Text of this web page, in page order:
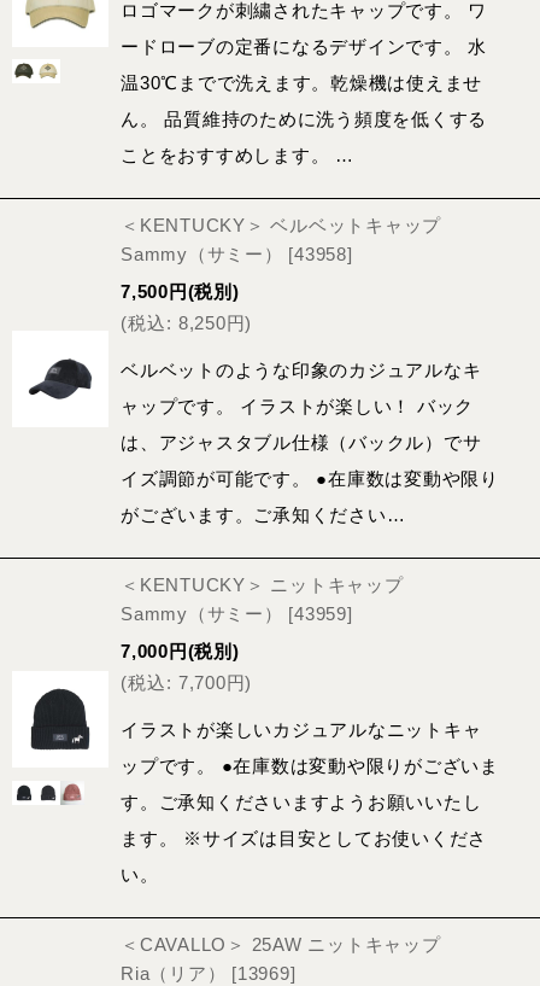
ロゴマークが刺繍されたキャップです。 ワ
ードローブの定番になるデザインです。 水
温30℃までで洗えます。乾燥機は使えませ
ん。 品質維持のために洗う頻度を低くする
ことをおすすめします。 …
＜KENTUCKY＞ ベルベットキャップ
Sammy（サミー）
[43958]
7,500 円(税別)
(税込: 8,250円)
ベルベットのような印象のカジュアルなキ
ャップです。 イラストが楽しい！ バック
は、アジャスタブル仕様（バックル）でサ
イズ調節が可能です。 ●在庫数は変動や限り
がございます。ご承知ください…
＜KENTUCKY＞ ニットキャップ
Sammy（サミー）
[43959]
7,000 円(税別)
(税込: 7,700円)
イラストが楽しいカジュアルなニットキャ
ップです。 ●在庫数は変動や限りがございま
す。ご承知くださいますようお願いいたし
ます。 ※サイズは目安としてお使いくださ
い。
＜CAVALLO＞ 25AW ニットキャップ
Ria（リア）
[13969]